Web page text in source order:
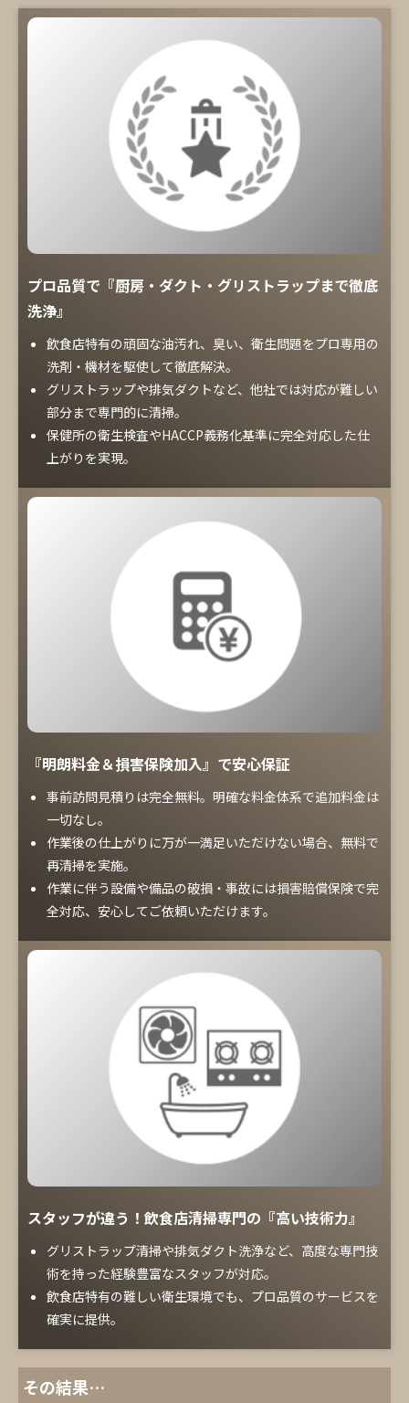
プロ品質で『厨房・ダクト・グリストラップまで徹底
洗浄』
飲食店特有の頑固な油汚れ、臭い、衛生問題をプロ専用の
洗剤・機材を駆使して徹底解決。
グリストラップや排気ダクトなど、他社では対応が難しい
部分まで専門的に清掃。
保健所の衛生検査やHACCP義務化基準に完全対応した仕
上がりを実現。
『明朗料金＆損害保険加入』で安心保証
事前訪問見積りは完全無料。明確な料金体系で追加料金は
一切なし。
作業後の仕上がりに万が一満足いただけない場合、無料で
再清掃を実施。
作業に伴う設備や備品の破損・事故には損害賠償保険で完
全対応、安心してご依頼いただけます。
スタッフが違う！飲食店清掃専門の『高い技術力』
グリストラップ清掃や排気ダクト洗浄など、高度な専門技
術を持った経験豊富なスタッフが対応。
飲食店特有の難しい衛生環境でも、プロ品質のサービスを
確実に提供。
その結果…